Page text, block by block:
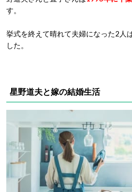
す。
挙式を終えて晴れて夫婦になった2人
した。
星野道夫と嫁の結婚生活